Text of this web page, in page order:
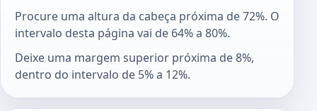
Procure uma altura da cabeça próxima de 72%. O
intervalo desta página vai de 64% a 80%.
Deixe uma margem superior próxima de 8%,
dentro do intervalo de 5% a 12%.